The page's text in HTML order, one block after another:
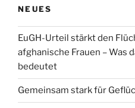
NEUES
EuGH-Urteil stärkt den
afghanische Frauen – Was
bedeutet
Gemeinsam stark für